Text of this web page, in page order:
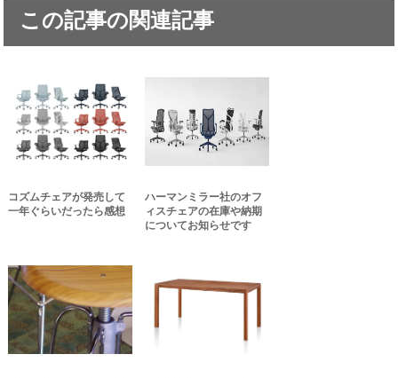
この記事の関連記事
コズムチェアが発売して
一年ぐらいだったら感想
ハーマンミラー社のオフ
ィスチェアの在庫や納期
についてお知らせです